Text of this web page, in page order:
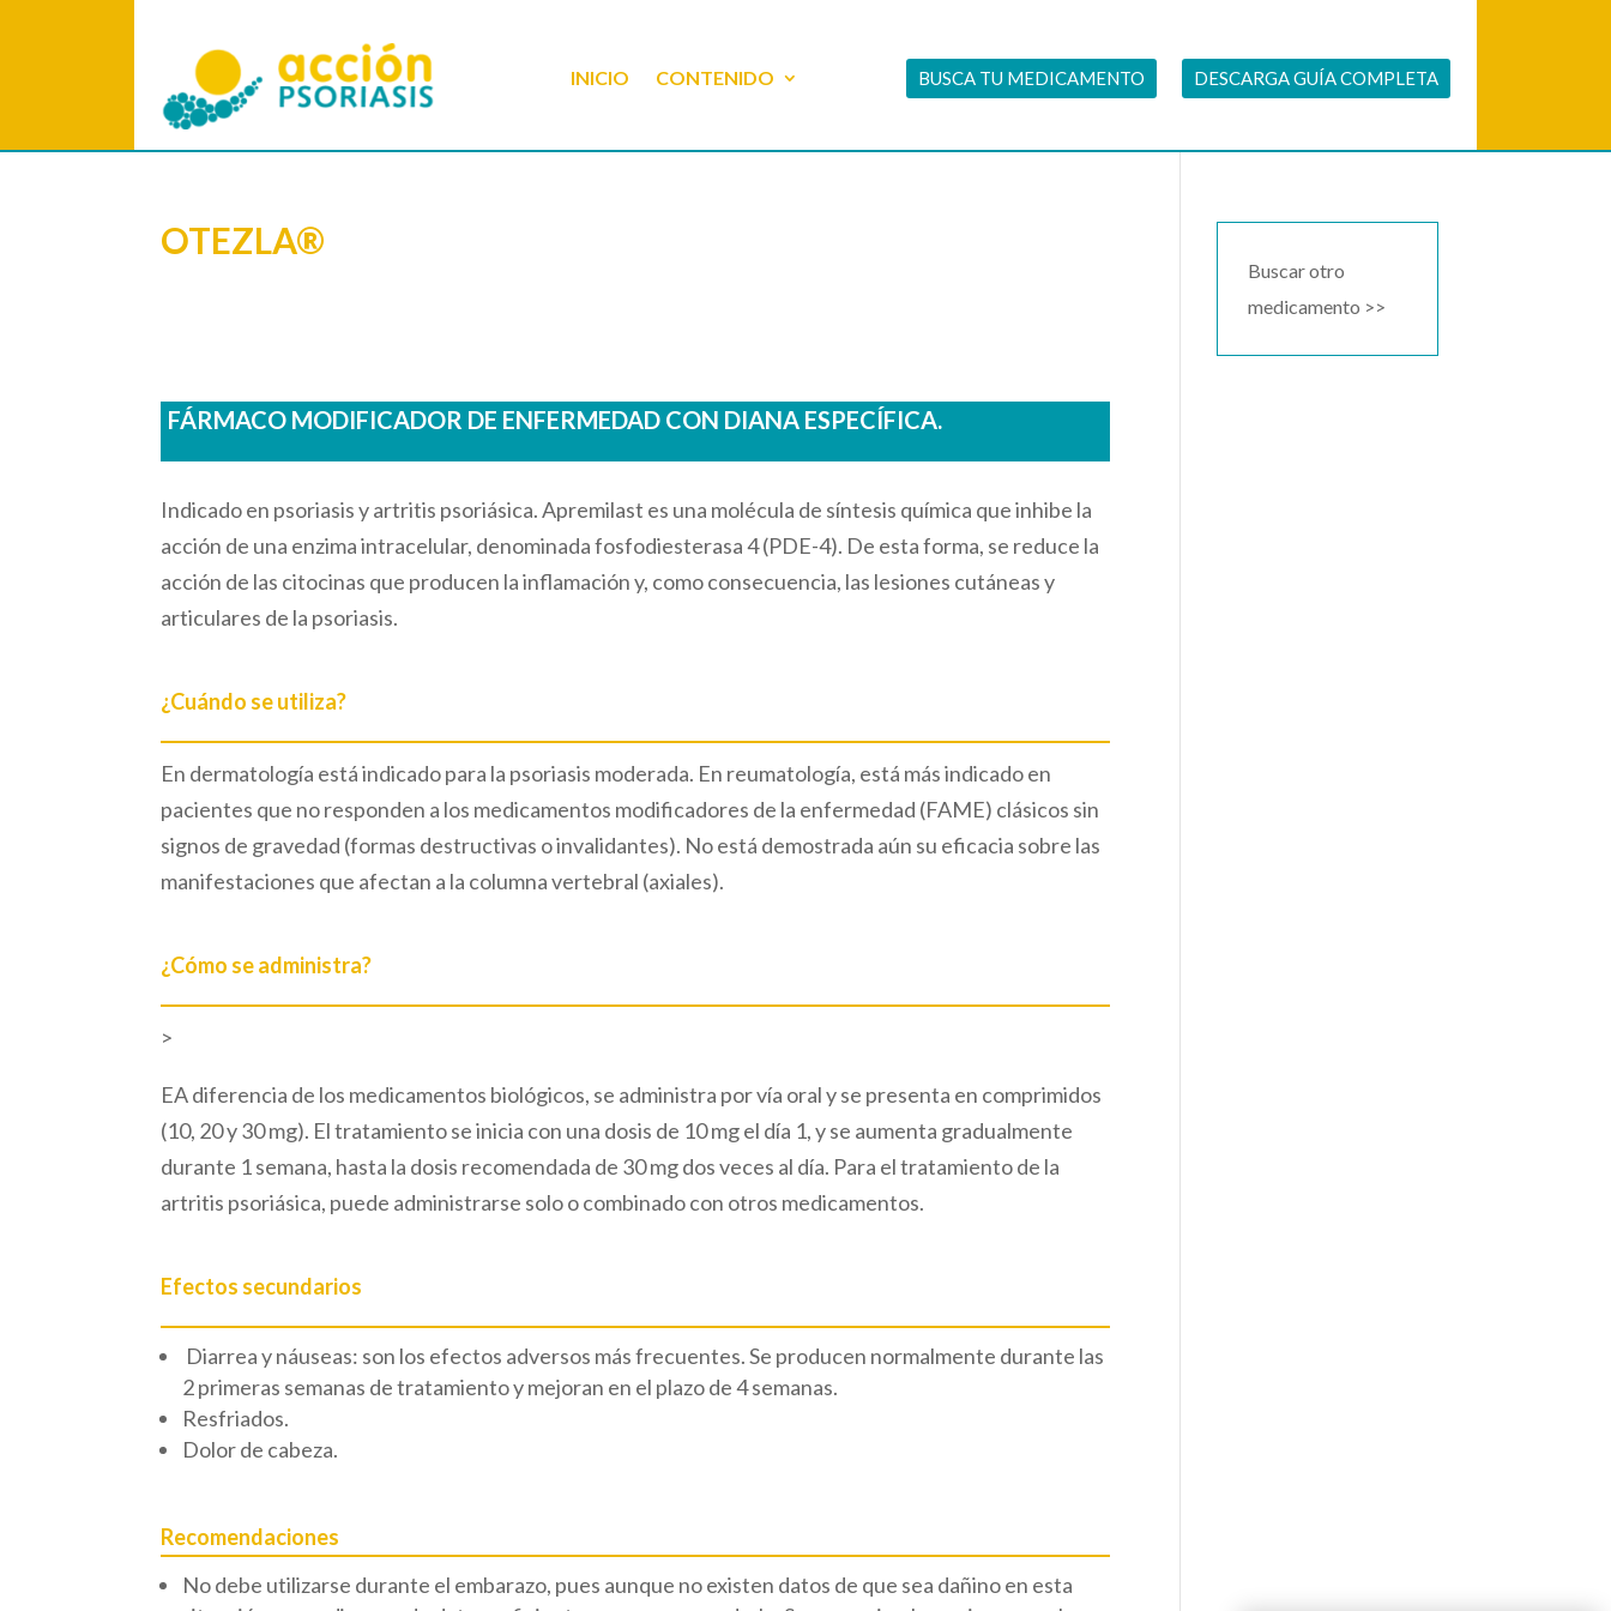
INICIO CONTENIDO BUSCA TU MEDICAMENTO DESCARGA GUÍA COMPLETA
OTEZLA®
FÁRMACO MODIFICADOR DE ENFERMEDAD CON DIANA ESPECÍFICA.
Indicado en psoriasis y artritis psoriásica. Apremilast es una molécula de síntesis química que inhibe la
acción de una enzima intracelular, denominada fosfodiesterasa 4 (PDE-4). De esta forma, se reduce la
acción de las citocinas que producen la inflamación y, como consecuencia, las lesiones cutáneas y
articulares de la psoriasis.
¿Cuándo se utiliza?
En dermatología está indicado para la psoriasis moderada. En reumatología, está más indicado en
pacientes que no responden a los medicamentos modificadores de la enfermedad (FAME) clásicos sin
signos de gravedad (formas destructivas o invalidantes). No está demostrada aún su eficacia sobre las
manifestaciones que afectan a la columna vertebral (axiales).
¿Cómo se administra?
>
EA diferencia de los medicamentos biológicos, se administra por vía oral y se presenta en comprimidos
(10, 20 y 30 mg). El tratamiento se inicia con una dosis de 10 mg el día 1, y se aumenta gradualmente
durante 1 semana, hasta la dosis recomendada de 30 mg dos veces al día. Para el tratamiento de la
artritis psoriásica, puede administrarse solo o combinado con otros medicamentos.
Efectos secundarios
 Diarrea y náuseas: son los efectos adversos más frecuentes. Se producen normalmente durante las
2 primeras semanas de tratamiento y mejoran en el plazo de 4 semanas.
Resfriados.
Dolor de cabeza.
Recomendaciones
No debe utilizarse durante el embarazo, pues aunque no existen datos de que sea dañino en esta
Buscar otro
medicamento >>